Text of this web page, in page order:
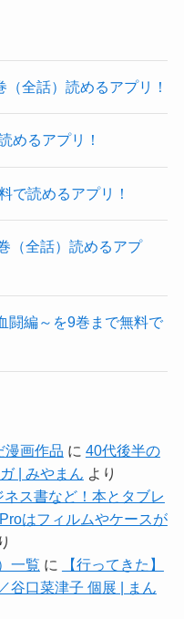
全話）読めるアプリ！
めるアプリ！
で読めるアプリ！
（全話）読めるアプ
闘編～を9巻まで無料で
漫画作品 に 40代後半の
| みやまん より
ス書など！本とタブレ
はフィルムやケースが
一覧 に
【行ってきた】
谷口菜津子 個展 | まん